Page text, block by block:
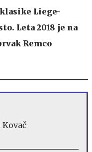
Liege-
Leta 2018 je na
Remco